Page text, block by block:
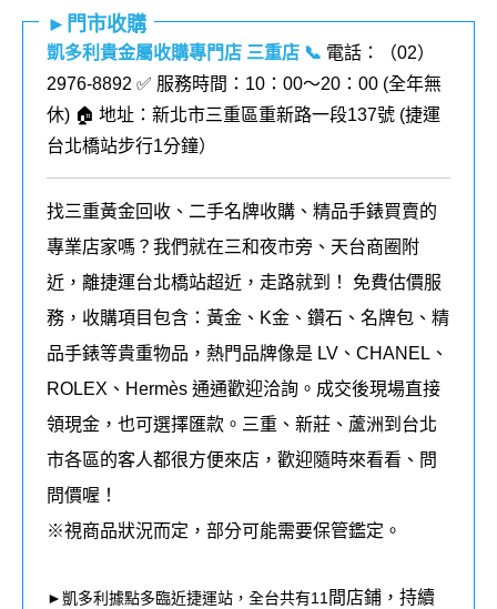
►門市收購
凱多利貴金屬收購專門店 三重店 📞 電話：（02）
2976-8892 ✅ 服務時間：10：00～20：00 (全年無
休) 🏠 地址：新北市三重區重新路一段137號 (捷運
台北橋站步行1分鐘）
找三重黃金回收、二手名牌收購、精品手錶買賣的
專業店家嗎？我們就在三和夜市旁、天台商圈附
近，離捷運台北橋站超近，走路就到！ 免費估價服
務，收購項目包含：黃金、K金、鑽石、名牌包、精
品手錶等貴重物品，熱門品牌像是 LV、CHANEL、
ROLEX、Hermès 通通歡迎洽詢。成交後現場直接
領現金，也可選擇匯款。三重、新莊、蘆洲到台北
市各區的客人都很方便來店，歡迎隨時來看看、問
問價喔！
※視商品狀況而定，部分可能需要保管鑑定。
►凱多利據點多臨近捷運站，全台共有11間店鋪，持續